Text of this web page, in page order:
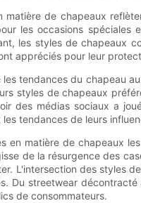
matière de chapeaux
les occasions
les styles de chapeaux
appréciés pour leur
tendances du chapeau
styles de chapeaux
des médias sociaux a
tendances de leurs
en matière de chapeaux
de la résurgence des
L'intersection des styles
Du streetwear
de consommateurs.